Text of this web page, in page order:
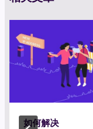
如何解决